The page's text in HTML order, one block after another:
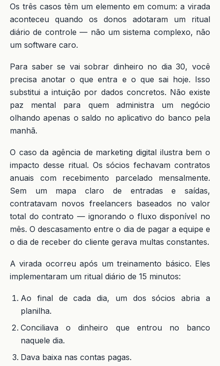
Os três casos têm um elemento em comum: a virada
aconteceu quando os donos adotaram um ritual
diário de controle — não um sistema complexo, não
um software caro.
Para saber se vai sobrar dinheiro no dia 30, você
precisa anotar o que entra e o que sai hoje. Isso
substitui a intuição por dados concretos. Não existe
paz mental para quem administra um negócio
olhando apenas o saldo no aplicativo do banco pela
manhã.
O caso da agência de marketing digital ilustra bem o
impacto desse ritual. Os sócios fechavam contratos
anuais com recebimento parcelado mensalmente.
Sem um mapa claro de entradas e saídas,
contratavam novos freelancers baseados no valor
total do contrato — ignorando o fluxo disponível no
mês. O descasamento entre o dia de pagar a equipe e
o dia de receber do cliente gerava multas constantes.
A virada ocorreu após um treinamento básico. Eles
implementaram um ritual diário de 15 minutos:
Ao final de cada dia, um dos sócios abria a
planilha.
Conciliava o dinheiro que entrou no banco
naquele dia.
Dava baixa nas contas pagas.